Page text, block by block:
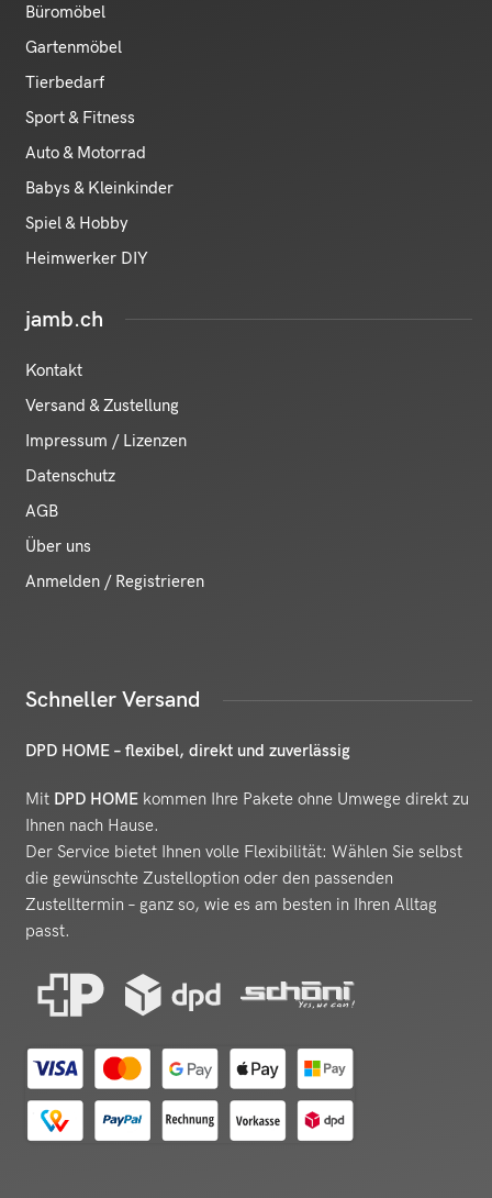
Büromöbel
Gartenmöbel
Tierbedarf
Sport & Fitness
Auto & Motorrad
Babys & Kleinkinder
Spiel & Hobby
Heimwerker DIY
jamb.ch
Kontakt
Versand & Zustellung
Impressum / Lizenzen
Datenschutz
AGB
Über uns
Anmelden / Registrieren
Schneller Versand
DPD HOME – flexibel, direkt und zuverlässig
Mit DPD HOME kommen Ihre Pakete ohne Umwege direkt zu
Ihnen nach Hause.
Der Service bietet Ihnen volle Flexibilität: Wählen Sie selbst
die gewünschte Zustelloption oder den passenden
Zustelltermin – ganz so, wie es am besten in Ihren Alltag
passt.